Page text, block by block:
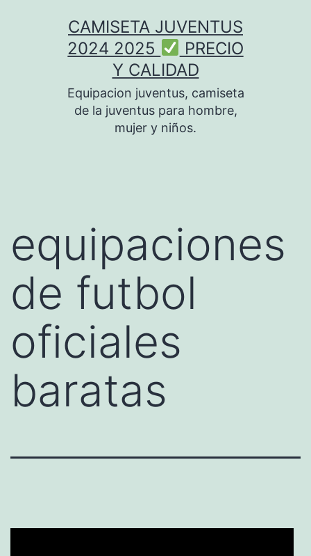
CAMISETA JUVENTUS
2024 2025
PRECIO
Y CALIDAD
Equipacion juventus, camiseta
de la juventus para hombre,
mujer y niños.
equipaciones
de futbol
oficiales
baratas